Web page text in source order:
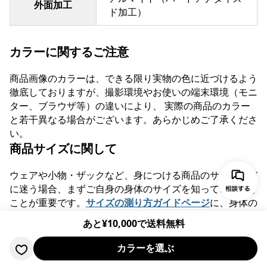
外面加工
ド加工）
カラーに関するご注意
商品画像のカラーは、できる限り実物の色に近づけるよう
徹底しておりますが、撮影環境やお使いの端末環境（モニ
ター、ブラウザ等）の違いにより、 実際の商品のカラー
と若干異なる場合がございます。あらかじめご了承くださ
い。
商品サイズに関して
ウェアや小物・ザックなど、身につける商品のサイズ選び
に迷う場合、まずご自身の身体のサイズを知っていただく
ことが重要です。 サイズの測り方ガイドページに、身体の
サイズの測り方のご案内をまとめております。お買い物の
際にぜひご活用ください。
この商品を共有する
あと¥10,000で送料無料
カラーを選ぶ